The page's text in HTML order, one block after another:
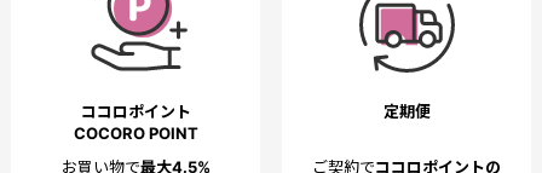
ココロポイント
COCORO POINT
お買い物で最大4.5%
定期便
ご契約でココロポイントの